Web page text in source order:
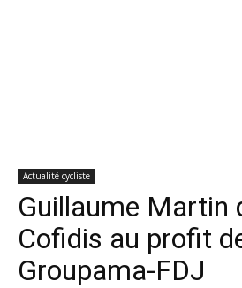
Actualité cycliste
Guillaume Martin
Cofidis au profit
Groupama-FDJ